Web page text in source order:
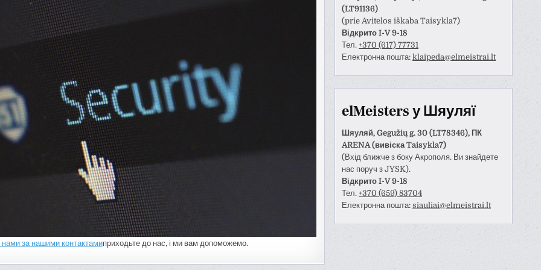
нами за нашими контактамиприходьте до нас, і ми вам допоможемо.
(LT91136)
(prie Avitelos iškaba Taisykla7)
Відкрито I-V 9-18
Тел. +370 (617) 77731
Електронна пошта: klaipeda@elmeistrai.lt
elMeisters у Шяуляї
Шяуляй, Gegužių g. 30 (LT78346), ПК
ARENA (вивіска Taisykla7)
(Вхід ближче з боку Акрополя. Ви знайдете
нас поруч з JYSK).
Відкрито I-V 9-18
Тел. +370 (659) 83704
Електронна пошта: siauliai@elmeistrai.lt